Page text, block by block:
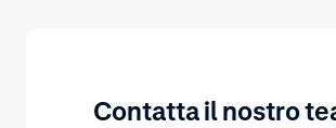
Contatta il nostro